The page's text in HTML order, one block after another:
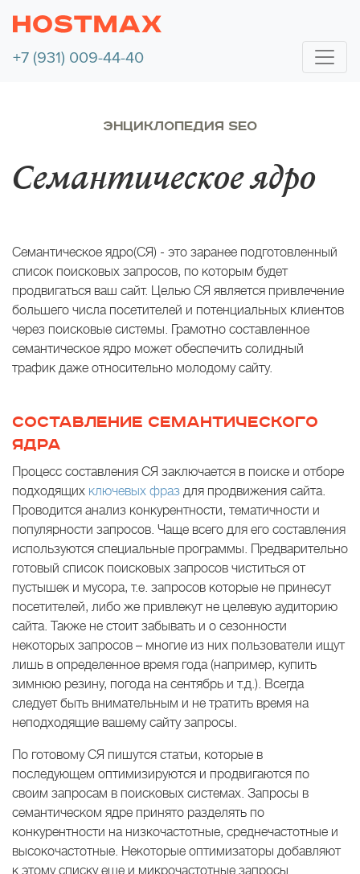
+7 (931) 009-44-40
ЭНЦИКЛОПЕДИЯ SEO
Семантическое ядро
Семантическое ядро(СЯ) - это заранее подготовленный
список поисковых запросов, по которым будет
продвигаться ваш сайт. Целью СЯ является привлечение
большего числа посетителей и потенциальных клиентов
через поисковые системы. Грамотно составленное
семантическое ядро может обеспечить солидный
трафик даже относительно молодому сайту.
СОСТАВЛЕНИЕ СЕМАНТИЧЕСКОГО
ЯДРА
Процесс составления СЯ заключается в поиске и отборе
подходящих ключевых фраз для продвижения сайта.
Проводится анализ конкурентности, тематичности и
популярности запросов. Чаще всего для его составления
используются специальные программы. Предварительно
готовый список поисковых запросов чиститься от
пустышек и мусора, т.е. запросов которые не принесут
посетителей, либо же привлекут не целевую аудиторию
сайта. Также не стоит забывать и о сезонности
некоторых запросов – многие из них пользователи ищут
лишь в определенное время года (например, купить
зимнюю резину, погода на сентябрь и т.д.). Всегда
следует быть внимательным и не тратить время на
неподходящие вашему сайту запросы.
По готовому СЯ пишутся статьи, которые в
последующем оптимизируются и продвигаются по
своим запросам в поисковых системах. Запросы в
семантическом ядре принято разделять по
конкурентности на низкочастотные, среднечастотные и
высокочастотные. Некоторые оптимизаторы добавляют
к этому списку еще и микрочастотные запросы.